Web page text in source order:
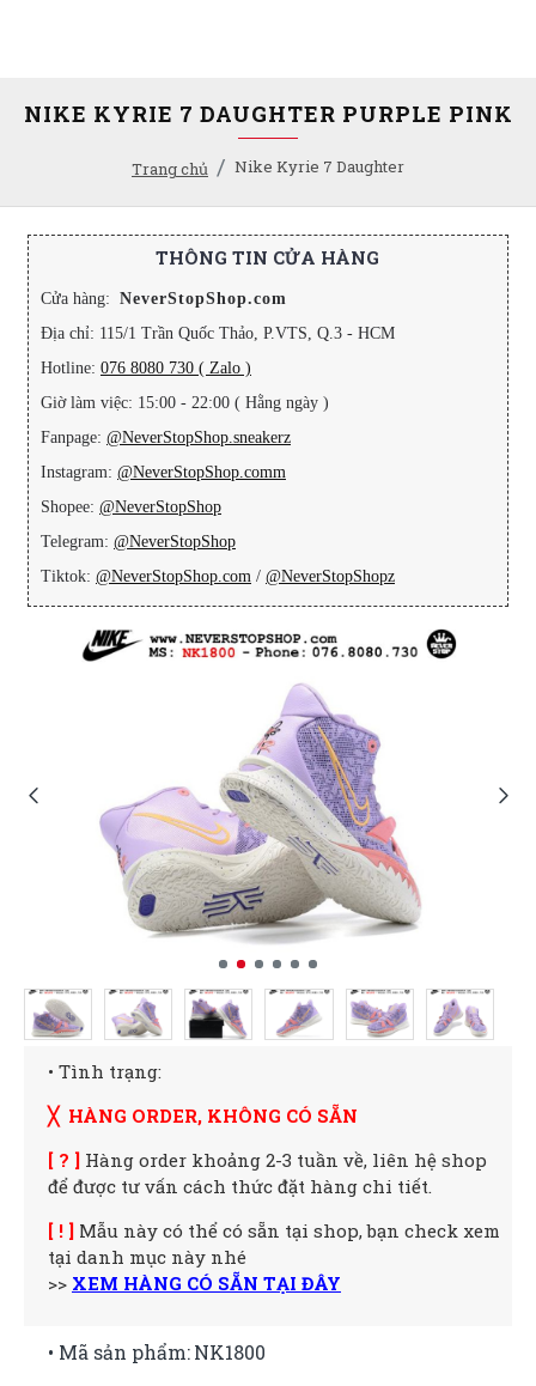
Trang chủ Nike Kyrie 7 Daughter
NIKE KYRIE 7 DAUGHTER PURPLE PINK
THÔNG TIN CỬA HÀNG
Cửa hàng: NeverStopShop.com
Địa chỉ: 115/1 Trần Quốc Thảo, P.VTS, Q.3 - HCM
Hotline: 076 8080 730 ( Zalo )
Giờ làm việc: 15:00 - 22:00 ( Hằng ngày )
Fanpage: @NeverStopShop.sneakerz
Instagram: @NeverStopShop.comm
Shopee: @NeverStopShop
Telegram: @NeverStopShop
Tiktok: @NeverStopShop.com / @NeverStopShopz
• Tình trạng:
╳ HÀNG ORDER, KHÔNG CÓ SẴN
[ ? ] Hàng order khoảng 2-3 tuần về, liên hệ shop
để được tư vấn cách thức đặt hàng chi tiết.
[ ! ] Mẫu này có thể có sẵn tại shop, bạn check xem
tại danh mục này nhé
>> XEM HÀNG CÓ SẴN TẠI ĐÂY
• Mã sản phẩm:NK1800